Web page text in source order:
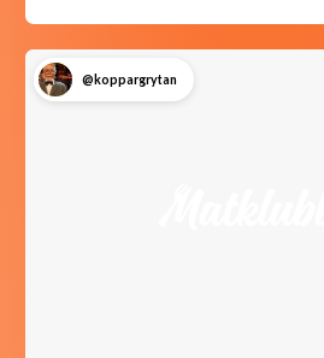
@koppargrytan